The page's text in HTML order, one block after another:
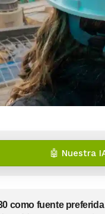
🤖 Nuestra
como fuente